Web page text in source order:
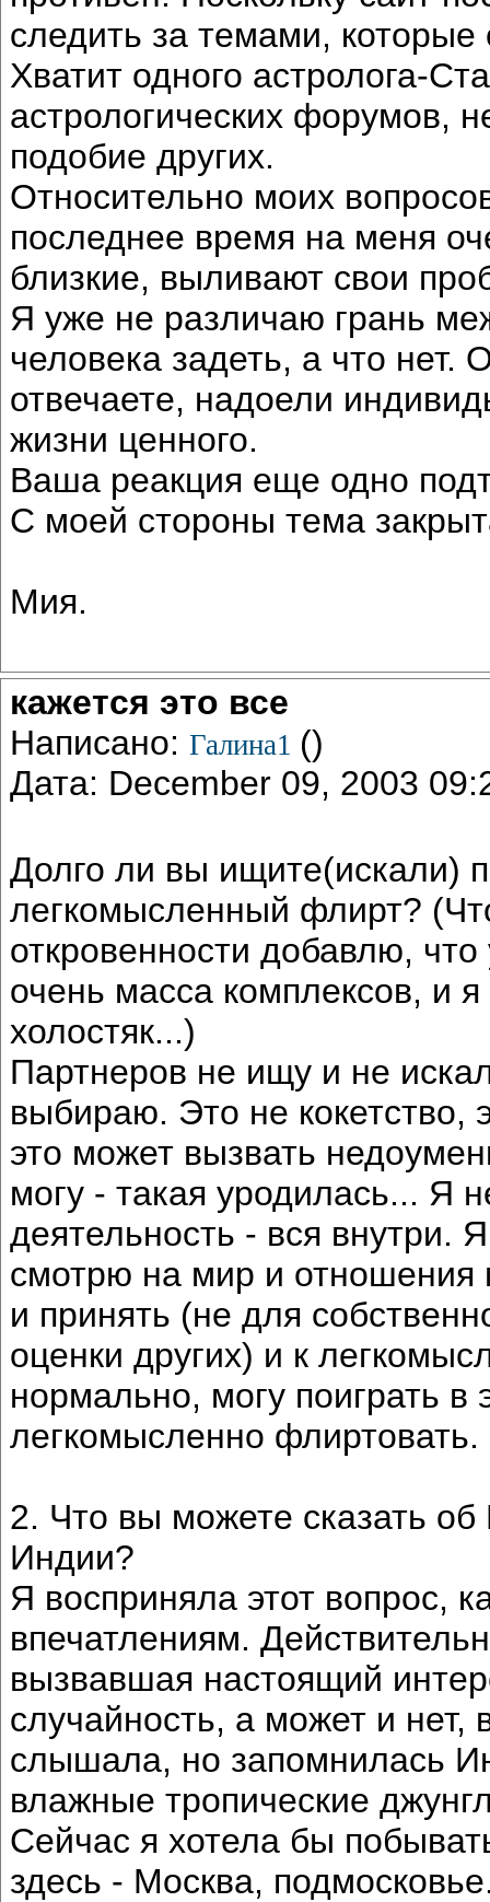
следить за темами,
Хватит одного астролога-
астрологических форумов,
подобие других.
Относительно моих
последнее время на меня
близкие, выливают свои
Я уже не различаю грань
человека задеть, а что
отвечаете, надоели
жизни ценного.
Ваша реакция еще одно
С моей стороны тема
Мия.
кажется это все
Написано: Галина1 ()
Дата: December 09, 2003
Долго ли вы ищите(искали)
легкомысленный флирт?
откровенности добавлю,
очень масса комплексов, и
холостяк...)
Партнеров не ищу и не
выбираю. Это не кокетство,
это может вызвать
могу - такая уродилась... Я
деятельность - вся внутри.
смотрю на мир и отношения
и принять (не для
оценки других) и к
нормально, могу поиграть в
легкомысленно флиртовать.
2. Что вы можете сказать
Индии?
Я восприняла этот вопрос,
впечатлениям.
вызвавшая настоящий
случайность, а может и нет,
слышала, но запомнилась
влажные тропические
Сейчас я хотела бы
здесь - Москва,